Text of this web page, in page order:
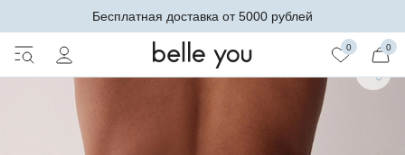
Бесплатная доставка от 5000 рублей
0 0